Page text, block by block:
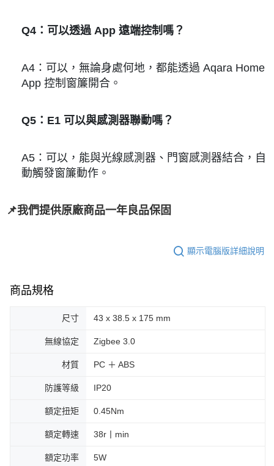
Q4：可以透過 App 遠端控制嗎？
A4：可以，無論身處何地，都能透過 Aqara Home
App 控制窗簾開合。
Q5：E1 可以與感測器聯動嗎？
A5：可以，能與光線感測器、門窗感測器結合，自
動觸發窗簾動作。
📌我們提供原廠商品一年良品保固
顯示電腦版詳細說明
商品規格
尺寸 43 x 38.5 x 175 mm
無線協定 Zigbee 3.0
材質 PC ＋ ABS
防護等級 IP20
額定扭矩 0.45Nm
額定轉速 38r丨min
額定功率 5W